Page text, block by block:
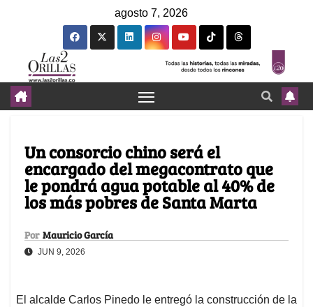
agosto 7, 2026
Un consorcio chino será el
encargado del megacontrato que
le pondrá agua potable al 40% de
los más pobres de Santa Marta
Por Mauricio García
JUN 9, 2026
El alcalde Carlos Pinedo le entregó la construcción de la